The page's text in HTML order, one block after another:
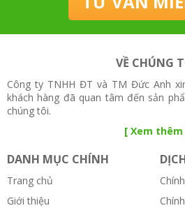
VỀ CHÚNG
Công ty TNHH ĐT và TM Đức Anh
khách hàng đã quan tâm đến sản
chúng tôi.
[ Xem thêm
DANH MỤC CHÍNH
Trang chủ
Giới thiệu